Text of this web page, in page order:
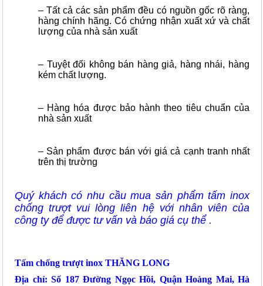
– Tất cả các sản phẩm đều có nguồn gốc rõ ràng,
hàng chính hãng. Có chứng nhận xuất xứ và chất
lượng của nhà sản xuất
– Tuyệt đối không bán hàng giả, hàng nhái, hàng
kém chất lượng.
– Hàng hóa được bảo hành theo tiêu chuẩn của
nhà sản xuất
– Sản phẩm được bán với giá cả cạnh tranh nhất
trên thị trường
Quý khách có nhu cầu mua sản phẩm tấm inox
chống trượt vui lòng liên hệ với nhân viên của
công ty để được tư vấn và báo giá cụ thể .
Tấm chống trượt inox THĂNG LONG
Địa chỉ: Số 187 Đường Ngọc Hồi, Quận Hoàng Mai, Hà